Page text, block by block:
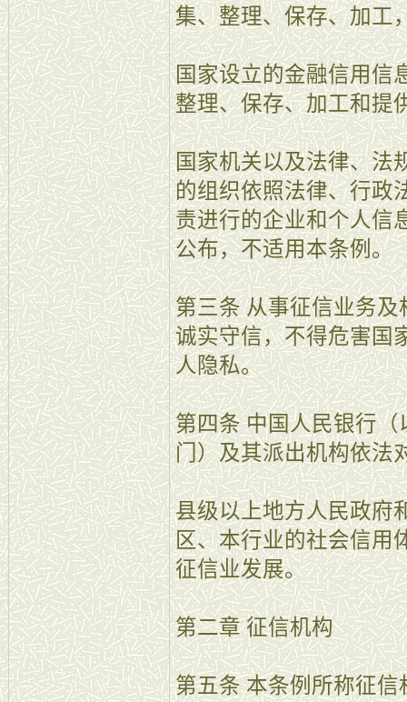
集、整理、保存、加工
国家设立的金融信用信
整理、保存、加工和提
国家机关以及法律、法
的组织依照法律、行政
责进行的企业和个人信
公布，不适用本条例。
第三条 从事征信业务
诚实守信，不得危害国
人隐私。
第四条 中国人民银行
门）及其派出机构依法
县级以上地方人民政府
区、本行业的社会信用
征信业发展。
第二章 征信机构
第五条 本条例所称征